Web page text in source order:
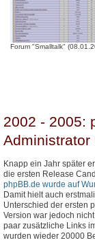
Forum "Smalltalk"
2002 - 2005:
Administrator
Knapp ein Jahr später
die ersten Release
phpBB.de wurde auf
Damit hielt auch
Unterschied der ersten
Version war jedoch
paar zusätzliche Links
wurden wieder 20000